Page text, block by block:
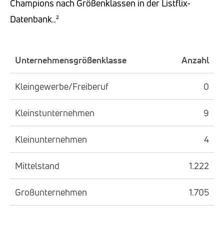
Champions nach Größenklassen in der Listflix-
Datenbank..²
Unternehmensgrößenklasse Anzahl
Kleingewerbe/Freiberuf 0
Kleinstunternehmen 9
Kleinunternehmen 4
Mittelstand 1.222
Großunternehmen 1.705